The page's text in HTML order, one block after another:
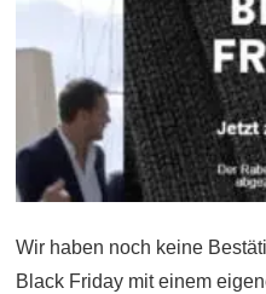
Wir haben noch keine
Black Friday mit einem